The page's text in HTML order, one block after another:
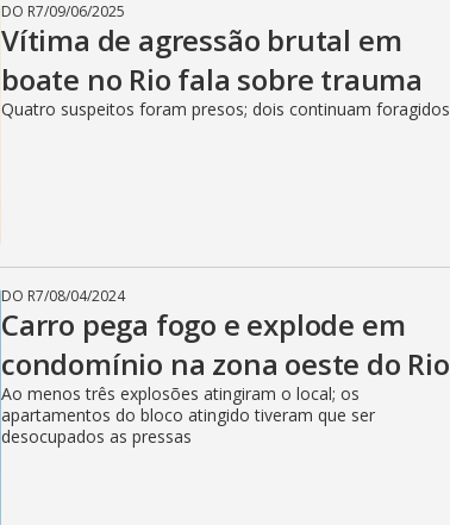
DO R7/09/06/2025
Vítima de agressão brutal em
boate no Rio fala sobre trauma
Quatro suspeitos foram presos; dois continuam foragidos
DO R7/08/04/2024
Carro pega fogo e explode em
condomínio na zona oeste do Rio
Ao menos três explosões atingiram o local; os
apartamentos do bloco atingido tiveram que ser
desocupados as pressas